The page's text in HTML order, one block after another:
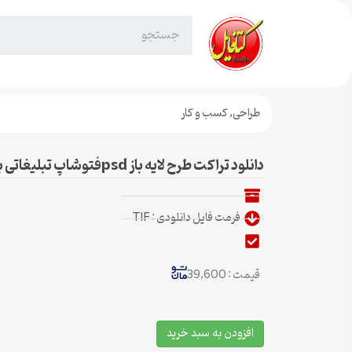
طراحی,کسب و کار
دانلود تراکت طرح لایه باز psdفتوشاپ تبلیغاتی باشگاه پرورش اندام
فرمت فایل دانلودی : TIF
قیمت : 39,600
افزودن به سبد خرید